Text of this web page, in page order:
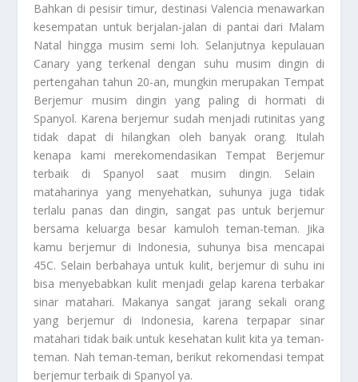
Bahkan di pesisir timur, destinasi Valencia menawarkan
kesempatan untuk berjalan-jalan di pantai dari Malam
Natal hingga musim semi loh. Selanjutnya kepulauan
Canary yang terkenal dengan suhu musim dingin di
pertengahan tahun 20-an, mungkin merupakan Tempat
Berjemur musim dingin yang paling di hormati di
Spanyol. Karena berjemur sudah menjadi rutinitas yang
tidak dapat di hilangkan oleh banyak orang. Itulah
kenapa kami merekomendasikan Tempat Berjemur
terbaik di Spanyol saat musim dingin. Selain
mataharinya yang menyehatkan, suhunya juga tidak
terlalu panas dan dingin, sangat pas untuk berjemur
bersama keluarga besar kamuloh teman-teman. Jika
kamu berjemur di Indonesia, suhunya bisa mencapai
45C. Selain berbahaya untuk kulit, berjemur di suhu ini
bisa menyebabkan kulit menjadi gelap karena terbakar
sinar matahari. Makanya sangat jarang sekali orang
yang berjemur di Indonesia, karena terpapar sinar
matahari tidak baik untuk kesehatan kulit kita ya teman-
teman. Nah teman-teman, berikut rekomendasi tempat
berjemur terbaik di Spanyol ya.